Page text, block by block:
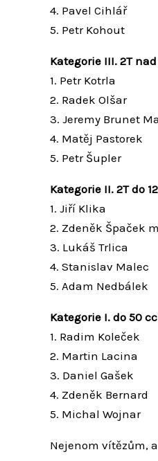
4. Pavel Cihlář
5. Petr Kohout
Kategorie III. 2T
1. Petr Kotrla
2. Radek Olšar
3. Jeremy Brunet
4. Matěj Pastorek
5. Petr Šupler
Kategorie II. 2T do
1. Jiří Klika
2. Zdeněk Špaček
3. Lukáš Trlica
4. Stanislav Malec
5. Adam Nedbálek
Kategorie I. do 50
1. Radim Koleček
2. Martin Lacina
3. Daniel Gašek
4. Zdeněk Bernard
5. Michal Wojnar
Nejenom vítězům,